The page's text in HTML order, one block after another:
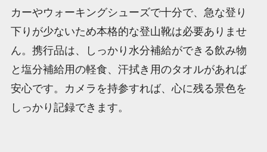
カーやウォーキングシューズで十分で、急な登り
下りが少ないため本格的な登山靴は必要ありませ
ん。携行品は、しっかり水分補給ができる飲み物
と塩分補給用の軽食、汗拭き用のタオルがあれば
安心です。カメラを持参すれば、心に残る景色を
しっかり記録できます。